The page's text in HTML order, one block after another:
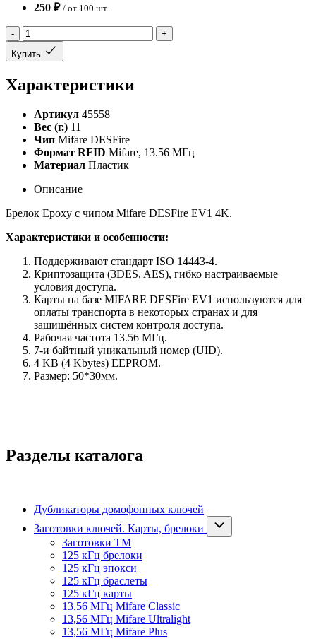
250 ₽ / от 100 шт.
-
+
Купить
Характеристики
Артикул 45558
Вес (г.) 11
Чип Mifare DESFire
Формат RFID Mifare, 13.56 МГц
Материал Пластик
Описание
Брелок Epoxy с чипом Mifare DESFire EV1 4K.
Характеристики и особенности:
Поддерживают стандарт ISO 14443-4.
Криптозащита (3DES, AES), гибко настраиваемые
условия доступа.
Карты на базе MIFARE DESFire EV1 используются для
оплаты транспорта в некоторых странах и для
защищённых систем контроля доступа.
Рабочая частота 13.56 МГц.
7-и байтный уникальный номер (UID).
4 KB (4 Kbytes) EEPROM.
Размер: 50*30мм.
Разделы каталога
Дубликаторы домофонных ключей
Заготовки ключей. Карты, брелоки
Заготовки ТМ
125 кГц брелоки
125 кГц эпокси
125 кГц браслеты
125 кГц карты
13,56 МГц Mifare Classic
13,56 МГц Mifare Ultralight
13,56 МГц Mifare Plus